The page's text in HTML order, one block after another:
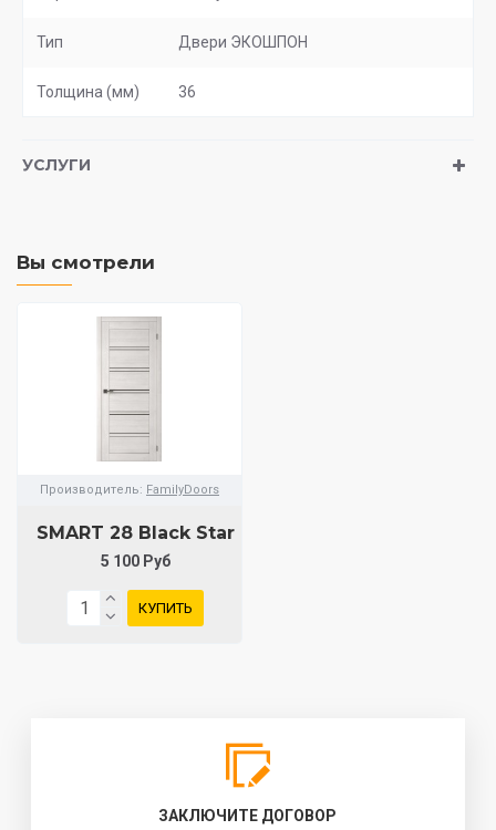
Тип Двери ЭКОШПОН
Толщина (мм) 36
УСЛУГИ
Вы смотрели
Производитель: FamilyDoors
SMART 28 Black Star
5 100 Руб
КУПИТЬ
ЗАКЛЮЧИТЕ ДОГОВОР